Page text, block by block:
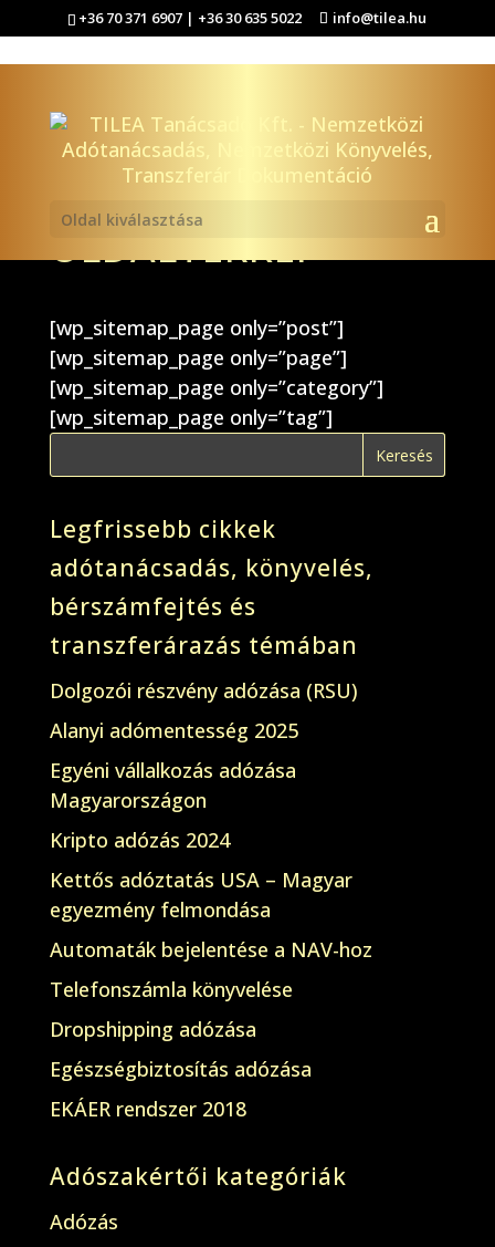
+36 70 371 6907 | +36 30 635 5022 info@tilea.hu
Oldal kiválasztása
OLDALTÉRKÉP
[wp_sitemap_page only=”post”]
[wp_sitemap_page only=”page”]
[wp_sitemap_page only=”category”]
[wp_sitemap_page only=”tag”]
Legfrissebb cikkek
adótanácsadás, könyvelés,
bérszámfejtés és
transzferárazás témában
Dolgozói részvény adózása (RSU)
Alanyi adómentesség 2025
Egyéni vállalkozás adózása
Magyarországon
Kripto adózás 2024
Kettős adóztatás USA – Magyar
egyezmény felmondása
Automaták bejelentése a NAV-hoz
Telefonszámla könyvelése
Dropshipping adózása
Egészségbiztosítás adózása
EKÁER rendszer 2018
Adószakértői kategóriák
Adózás